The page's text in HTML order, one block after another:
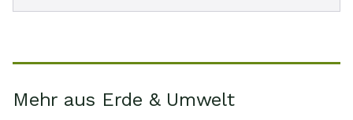
Mehr aus Erde & Umwelt